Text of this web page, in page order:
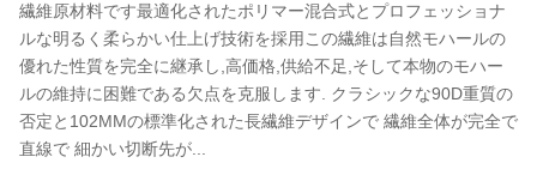
繊維原材料です最適化されたポリマー混合式とプロフェッショナ
ルな明るく柔らかい仕上げ技術を採用この繊維は自然モハールの
優れた性質を完全に継承し,高価格,供給不足,そして本物のモハー
ルの維持に困難である欠点を克服します. クラシックな90D重質の
否定と102MMの標準化された長繊維デザインで 繊維全体が完全で
直線で 細かい切断先が...